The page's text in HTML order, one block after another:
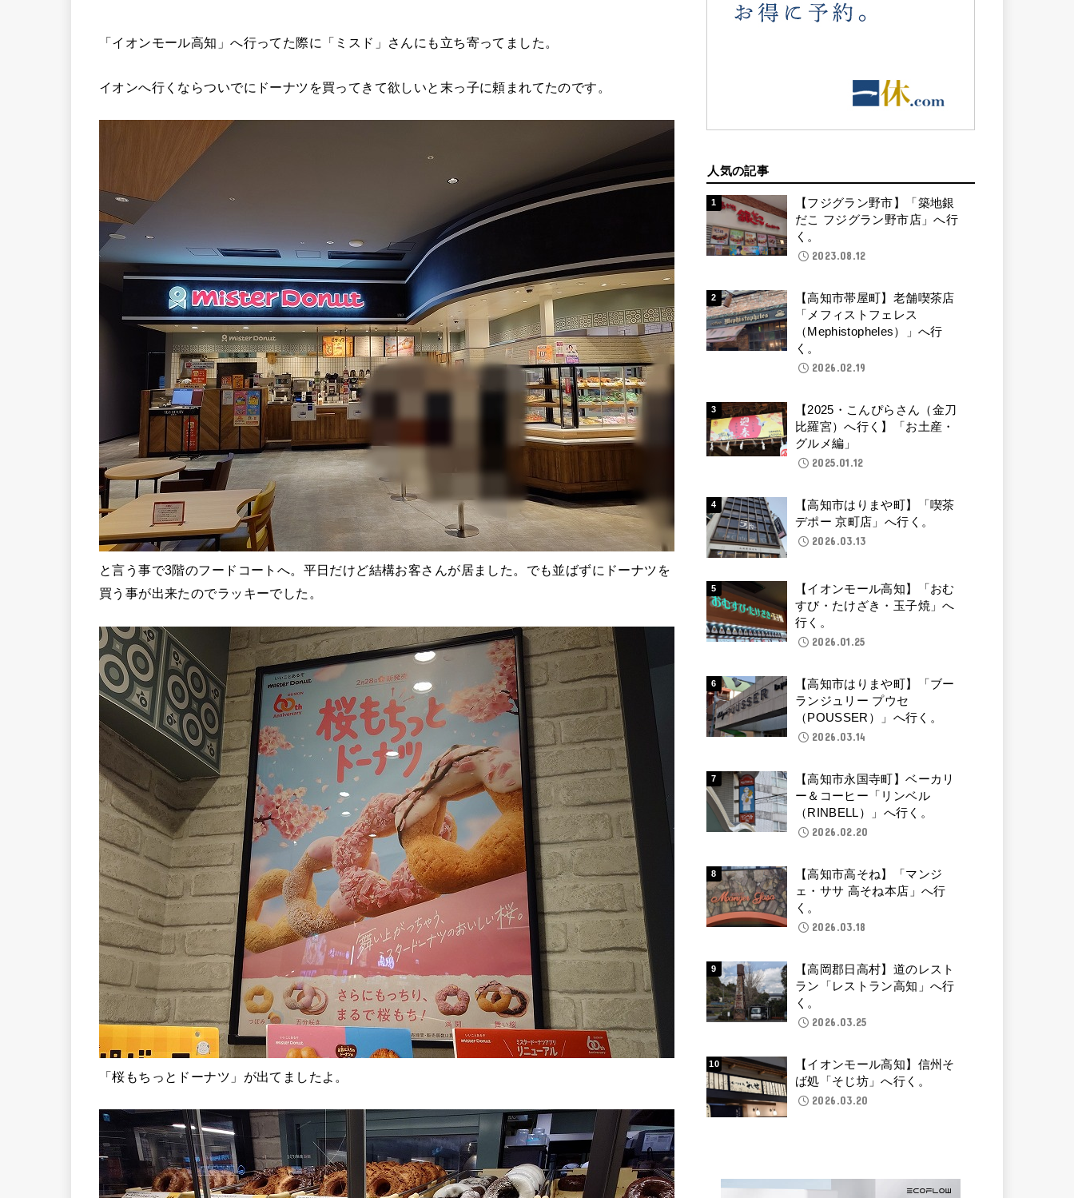
「イオンモール高知」へ行ってた際に「ミスド」さんにも立ち寄ってました。
イオンへ行くならついでにドーナツを買ってきて欲しいと末っ子に頼まれてたのです。
と言う事で3階のフードコートへ。平日だけど結構お客さんが居ました。でも並ばずにドーナツを
買う事が出来たのでラッキーでした。
「桜もちっとドーナツ」が出てましたよ。
人気の記事
【フジグラン野市】「築地銀
だこ フジグラン野市店」へ行
く。
2023.08.12
【高知市帯屋町】老舗喫茶店
「メフィストフェレス
（Mephistopheles）」へ行
く。
2026.02.19
【2025・こんぴらさん（金刀
比羅宮）へ行く】「お土産・
グルメ編」
2025.01.12
【高知市はりまや町】「喫茶
デポー 京町店」へ行く。
2026.03.13
【イオンモール高知】「おむ
すび・たけざき・玉子焼」へ
行く。
2026.01.25
【高知市はりまや町】「ブー
ランジュリー プウセ
（POUSSER）」へ行く。
2026.03.14
【高知市永国寺町】ベーカリ
ー＆コーヒー「リンベル
（RINBELL）」へ行く。
2026.02.20
【高知市高そね】「マンジ
ェ・ササ 高そね本店」へ行
く。
2026.03.18
【高岡郡日高村】道のレスト
ラン「レストラン高知」へ行
く。
2026.03.25
【イオンモール高知】信州そ
ば処「そじ坊」へ行く。
2026.03.20